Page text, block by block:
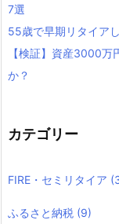
7選
55歳で早期リタイア
【検証】資産3000
か？
カテゴリー
FIRE・セミリタイア
ふるさと納税 (9)